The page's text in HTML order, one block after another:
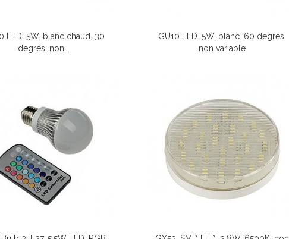
LED. 5W. blanc chaud. 30
degrés. non...
GU10 LED. 5W. blanc. 60 degrés.
non variable